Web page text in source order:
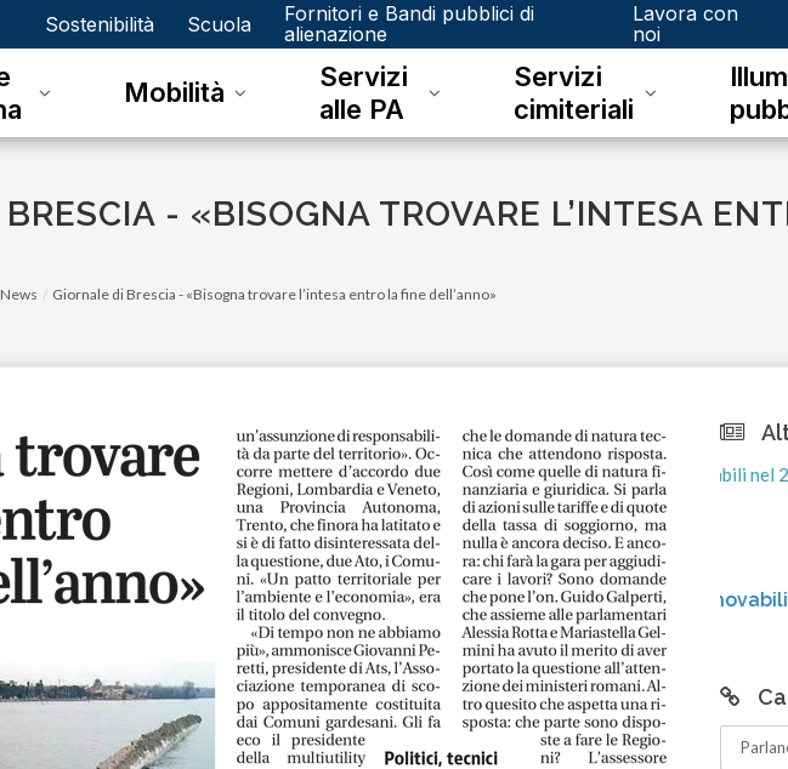
Sostenibilità Scuola
Fornitori e Bandi pubblici di
alienazione
Lavora con
noi
Mobilità
Servizi
alle PA
Servizi
cimiteriali
- «BISOGNA TROVARE L’INTESA
News Giornale di Brescia - «Bisogna trovare l’intesa entro la fine dell’anno»
ha raggiunto
lunedì 15 gennaio 2024
Video: Comunità Energetiche Rinnovabili nel
2024 sul Lago di Garda